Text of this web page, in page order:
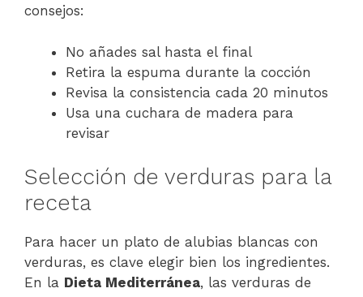
consejos:
No añades sal hasta el final
Retira la espuma durante la cocción
Revisa la consistencia cada 20 minutos
Usa una cuchara de madera para
revisar
Selección de verduras para la
receta
Para hacer un plato de alubias blancas con
verduras, es clave elegir bien los ingredientes.
En la Dieta Mediterránea, las verduras de